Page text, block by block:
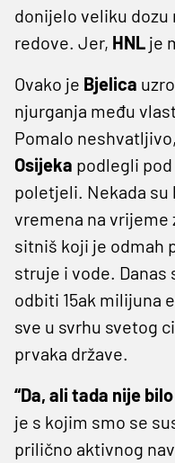
donijelo veliku
redove. Jer, HNL je
Ovako je Bjelica
njurganja među
Pomalo
Osijeka podlegli
poletjeli. Nekada su
vremena na vrijeme
sitniš koji je odmah
struje i vode. Danas
odbiti 15ak milijuna
sve u svrhu svetog
prvaka države.
“Da, ali tada nije
je s kojim smo se
prilično aktivnog